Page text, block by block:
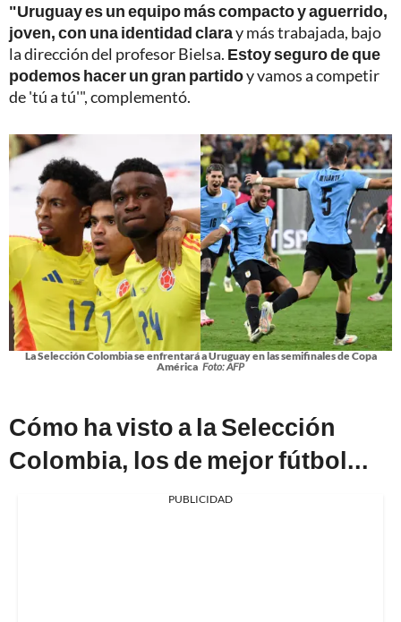
"Uruguay es un equipo más compacto y aguerrido,
joven, con una identidad claray más trabajada, bajo
la dirección del profesor Bielsa. Estoy seguro de que
podemos hacer un gran partidoy vamos a competir
de 'tú a tú'", complementó.
La Selección Colombia se enfrentará a Uruguay en las semifinales de Copa
América Foto: AFP
Cómo ha visto a la Selección
Colombia, los de mejor fútbol...
PUBLICIDAD